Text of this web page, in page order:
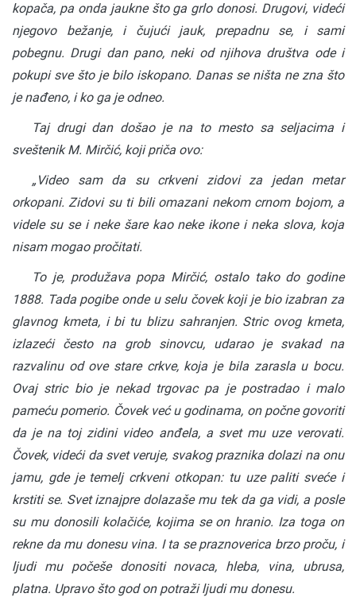
kopača, pa onda jaukne što ga grlo donosi. Drugovi, videći
njegovo bežanje, i čujući jauk, prepadnu se, i sami
pobegnu. Drugi dan pano, neki od njihova društva ode i
pokupi sve što je bilo iskopano. Danas se ništa ne zna što
je nađeno, i ko ga je odneo.
Taj drugi dan došao je na to mesto sa seljacima i
sveštenik M. Mirčić, koji priča ovo:
„Video sam da su crkveni zidovi za jedan metar
orkopani. Zidovi su ti bili omazani nekom crnom bojom, a
videle su se i neke šare kao neke ikone i neka slova, koja
nisam mogao pročitati.
To je, produžava popa Mirčić, ostalo tako do godine
1888. Tada pogibe onde u selu čovek koji je bio izabran za
glavnog kmeta, i bi tu blizu sahranjen. Stric ovog kmeta,
izlazeći često na grob sinovcu, udarao je svakad na
razvalinu od ove stare crkve, koja je bila zarasla u bocu.
Ovaj stric bio je nekad trgovac pa je postradao i malo
pameću pomerio. Čovek već u godinama, on počne govoriti
da je na toj zidini video anđela, a svet mu uze verovati.
Čovek, videći da svet veruje, svakog praznika dolazi na onu
jamu, gde je temelj crkveni otkopan: tu uze paliti sveće i
krstiti se. Svet iznajpre dolazaše mu tek da ga vidi, a posle
su mu donosili kolačiće, kojima se on hranio. Iza toga on
rekne da mu donesu vina. I ta se praznoverica brzo proču, i
ljudi mu počeše donositi novaca, hleba, vina, ubrusa,
platna. Upravo što god on potraži ljudi mu donesu.